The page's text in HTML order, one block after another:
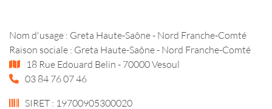
Nom d'usage : Greta Haute-Saône - Nord Franche-Comté
Raison sociale : Greta Haute-Saône - Nord Franche-Comté
18 Rue Edouard Belin - 70000 Vesoul
03 84 76 07 46
SIRET : 19700905300020